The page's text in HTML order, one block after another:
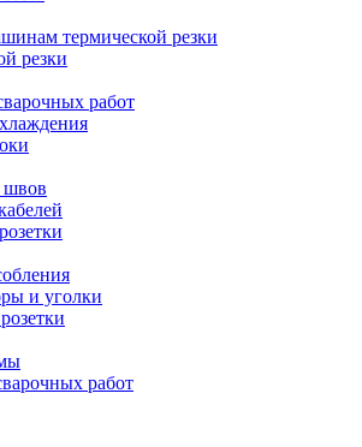
термической резки
резки
работ
швов
и уголки
работ